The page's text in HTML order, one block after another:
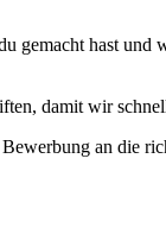
gemacht hast
damit wir
an die